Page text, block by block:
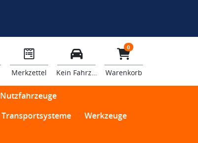
Merkzettel Kein Fahrzeug
0
Warenkorb
Nutzfahrzeuge
Transportsysteme
Werkzeuge